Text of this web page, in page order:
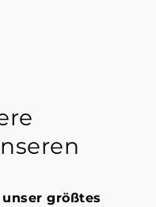
größtes